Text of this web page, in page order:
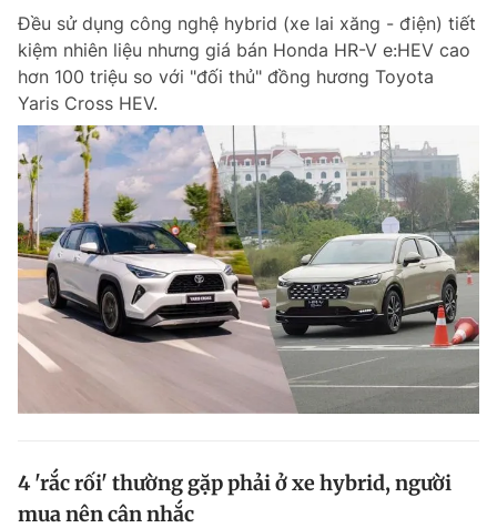
Đều sử dụng công nghệ hybrid (xe lai xăng - điện) tiết
kiệm nhiên liệu nhưng giá bán Honda HR-V e:HEV cao
hơn 100 triệu so với "đối thủ" đồng hương Toyota
Yaris Cross HEV.
4 'rắc rối' thường gặp phải ở xe hybrid, người
mua nên cân nhắc